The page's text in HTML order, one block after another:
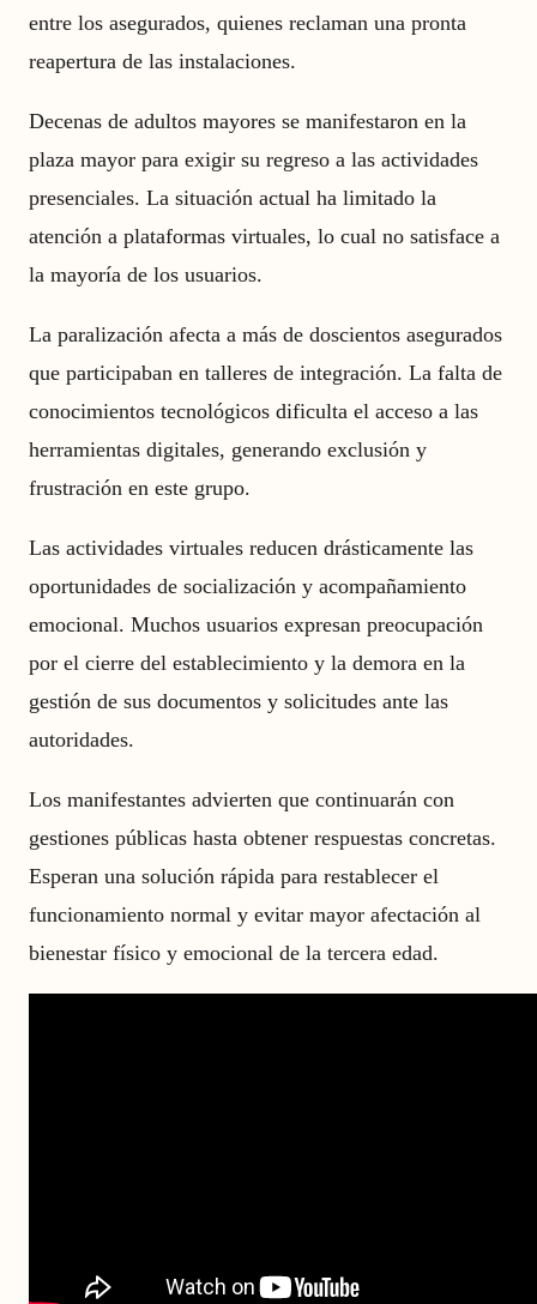
entre los asegurados, quienes reclaman una pronta
reapertura de las instalaciones.
Decenas de adultos mayores se manifestaron en la
plaza mayor para exigir su regreso a las actividades
presenciales. La situación actual ha limitado la
atención a plataformas virtuales, lo cual no satisface a
la mayoría de los usuarios.
La paralización afecta a más de doscientos asegurados
que participaban en talleres de integración. La falta de
conocimientos tecnológicos dificulta el acceso a las
herramientas digitales, generando exclusión y
frustración en este grupo.
Las actividades virtuales reducen drásticamente las
oportunidades de socialización y acompañamiento
emocional. Muchos usuarios expresan preocupación
por el cierre del establecimiento y la demora en la
gestión de sus documentos y solicitudes ante las
autoridades.
Los manifestantes advierten que continuarán con
gestiones públicas hasta obtener respuestas concretas.
Esperan una solución rápida para restablecer el
funcionamiento normal y evitar mayor afectación al
bienestar físico y emocional de la tercera edad.